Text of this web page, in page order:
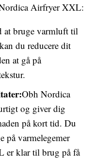
Airfryer XXL:
at bruge varmluft til
du reducere dit
at gå på
Obh Nordica
og giver dig
på kort tid. Du
på varmelegemer
er klar til brug på få